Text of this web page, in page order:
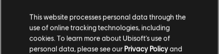
This website processes personal data through the
use of online tracking technologies, including
cookies. To learn more about Ubisoft's use of
personal data, please see our Privacy Policyand